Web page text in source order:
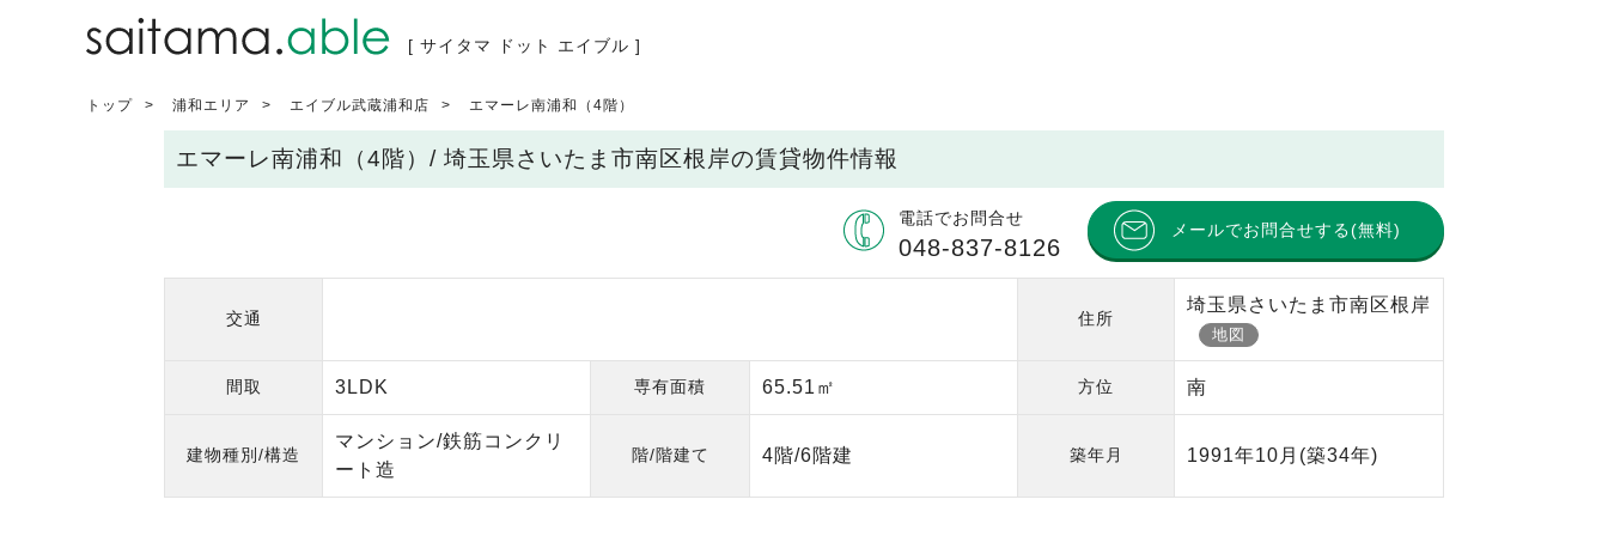
[ サイタマ ドット エイブル ]
トップ 浦和エリア エイブル武蔵浦和店 エマーレ南浦和（4階）
エマーレ南浦和（4階）/ 埼玉県さいたま市南区根岸の賃貸物件情報
電話でお問合せ
048-837-8126
メールでお問合せする(無料)
交通 住所
埼玉県さいたま市南区根岸
地図
間取 3LDK 専有面積 65.51㎡ 方位 南
建物種別/構造
マンション/鉄筋コンクリ
ート造
階/階建て 4階/6階建 築年月 1991年10月 (築34年)